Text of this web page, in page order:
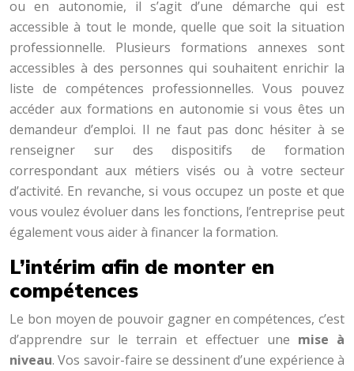
ou en autonomie, il s’agit d’une démarche qui est
accessible à tout le monde, quelle que soit la situation
professionnelle. Plusieurs formations annexes sont
accessibles à des personnes qui souhaitent enrichir la
liste de compétences professionnelles. Vous pouvez
accéder aux formations en autonomie si vous êtes un
demandeur d’emploi. Il ne faut pas donc hésiter à se
renseigner sur des dispositifs de formation
correspondant aux métiers visés ou à votre secteur
d’activité. En revanche, si vous occupez un poste et que
vous voulez évoluer dans les fonctions, l’entreprise peut
également vous aider à financer la formation.
L’intérim afin de monter en
compétences
Le bon moyen de pouvoir gagner en compétences, c’est
d’apprendre sur le terrain et effectuer une mise à
niveau. Vos savoir-faire se dessinent d’une expérience à